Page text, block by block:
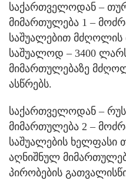
საქართველოდან –
მიმართულება 1 –
საშუალებით მძღოლის
საშუალოდ – 3400
მიმართულებაზე
ასწრებს.
საქართველოდან –
მიმართულება 2 –
საშუალების ხელფასი
აღნიშნულ
პირობების